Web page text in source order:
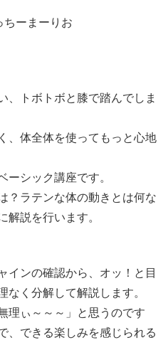
ーまーりお
、トボトボと膝で踏んでしま
、体全体を使ってもっと心地
ーシック講座です。
？ラテンな体の動きとは何な
解説を行います。
インの確認から、オッ！と目
なく分解して解説します。
理ぃ～～～」と思うのです
、できる楽しみを感じられる